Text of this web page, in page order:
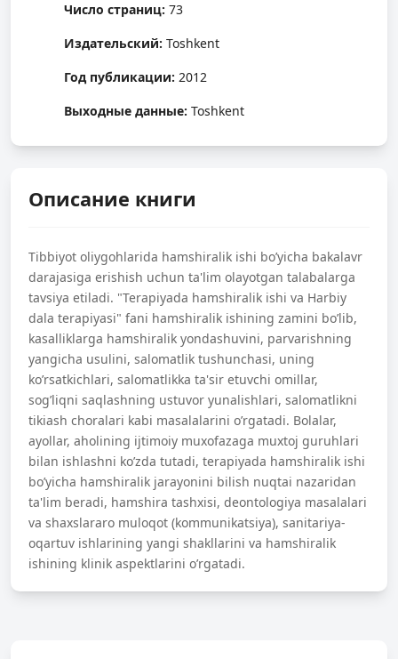
Число страниц: 73
Издательский: Toshkent
Год публикации: 2012
Выходные данные: Toshkent
Описание книги
Tibbiyot oliygohlarida hamshiralik ishi bo’yicha bakalavr
darajasiga erishish uchun ta'lim olayotgan talabalarga
tavsiya etiladi. "Terapiyada hamshiralik ishi va Harbiy
dala terapiyasi" fani hamshiralik ishining zamini bo’lib,
kasalliklarga hamshiralik yondashuvini, parvarishning
yangicha usulini, salomatlik tushunchasi, uning
ko’rsatkichlari, salomatlikka ta'sir etuvchi omillar,
sog’liqni saqlashning ustuvor yunalishlari, salomatlikni
tikiash choralari kabi masalalarini o’rgatadi. Bolalar,
ayollar, aholining ijtimoiy muxofazaga muxtoj guruhlari
bilan ishlashni ko’zda tutadi, terapiyada hamshiralik ishi
bo’yicha hamshiralik jarayonini bilish nuqtai nazaridan
ta'lim beradi, hamshira tashxisi, deontologiya masalalari
va shaxslararo muloqot (kommunikatsiya), sanitariya-
oqartuv ishlarining yangi shakllarini va hamshiralik
ishining klinik aspektlarini o’rgatadi.